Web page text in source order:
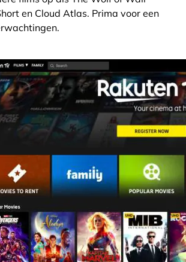
en Cloud Atlas. Prima voor een